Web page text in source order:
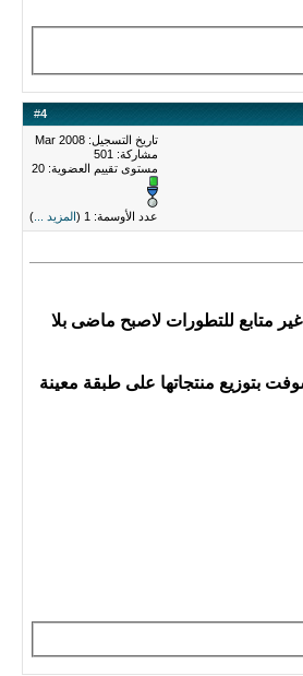
#4
تاريخ التسجيل: Mar 2008
مشاركة: 501
مستوى تقييم العضوية: 20
عدد الأوسمة: 1 ( المزيد ... )
متابع للتطورات لاصبح ماضى بلا
بتوزيع منتجاتها على طبقة معينة